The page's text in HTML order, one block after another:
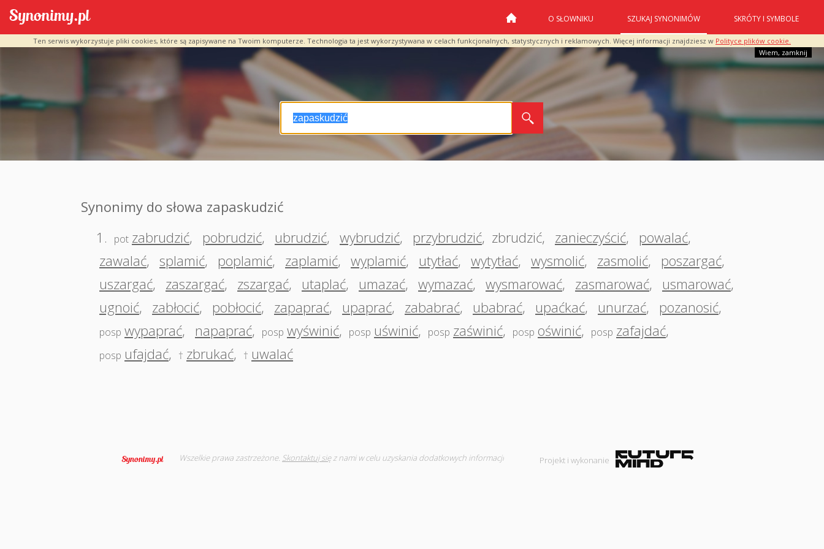
Ten serwis wykorzystuje pliki cookies, które są zapisywane na Twoim komputerze. Technologia ta jest wykorzystywana w celach funkcjonalnych, statystycznych i reklamowych. Więcej informacji znajdziesz w Polityce plików cookie.
Wiem, zamknij
O SŁOWNIKU SZUKAJ SYNONIMÓW SKRÓTY I SYMBOLE
Synonimy do słowa zapaskudzić
1.
pot zabrudzić, pobrudzić, ubrudzić, wybrudzić, przybrudzić, zbrudzić, zanieczyścić, powalać,
zawalać, splamić, poplamić, zaplamić, wyplamić, utytłać, wytytłać, wysmolić, zasmolić, poszargać,
uszargać, zaszargać, zszargać, utaplać, umazać, wymazać, wysmarować, zasmarować, usmarować,
ugnoić, zabłocić, pobłocić, zapaprać, upaprać, zababrać, ubabrać, upaćkać, unurzać, pozanosić,
posp wypaprać, napaprać, posp wyświnić, posp uświnić, posp zaświnić, posp oświnić, posp zafajdać,
posp ufajdać, † zbrukać, † uwalać
Wszelkie prawa zastrzeżone. Skontaktuj sięz nami w celu uzyskania dodatkowych informacji Projekt i wykonanie